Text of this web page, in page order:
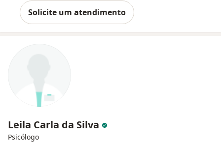
Solicite um atendimento
Leila Carla da Silva
Psicólogo